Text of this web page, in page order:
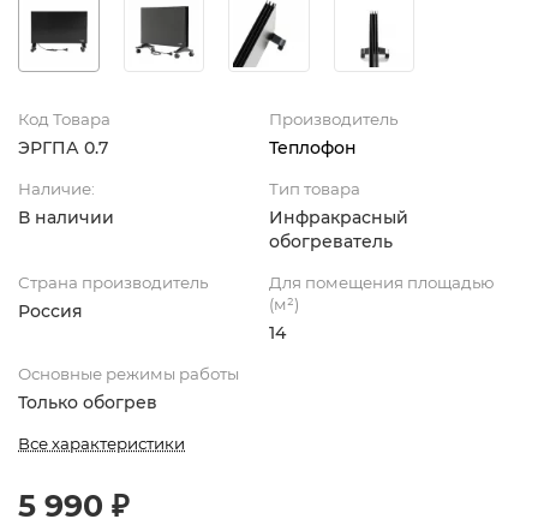
Код Товара
ЭРГПА 0.7
Производитель
Теплофон
Наличие:
В наличии
Тип товара
Инфракрасный
обогреватель
Страна производитель
Россия
Для помещения площадью
(м²)
14
Основные режимы работы
Только обогрев
Все характеристики
5 990 ₽